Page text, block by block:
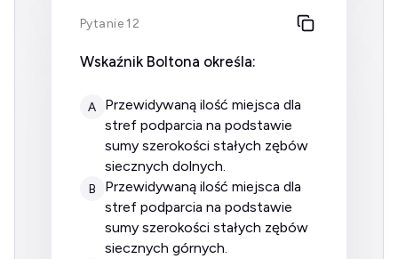
Pytanie 12
Wskaźnik Boltona określa:
A
przewidywaną ilość miejsca dla
stref podparcia na podstawie
sumy szerokości stałych zębów
siecznych dolnych.
B
przewidywaną ilość miejsca dla
stref podparcia na podstawie
sumy szerokości stałych zębów
siecznych górnych.